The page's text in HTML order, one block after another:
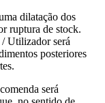
dilatação dos
ruptura de stock.
Utilizador será
posteriores
será